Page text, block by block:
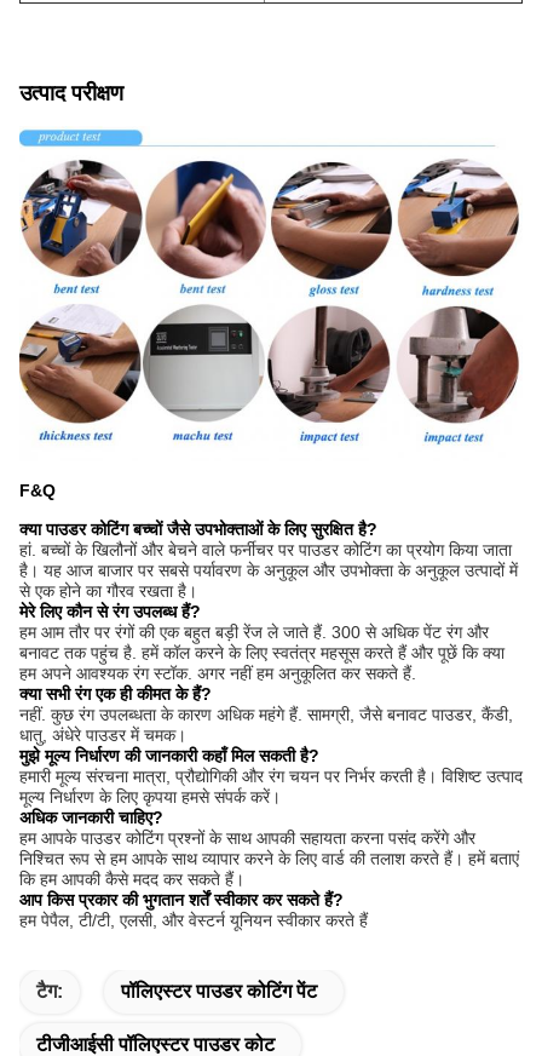
उत्पाद परीक्षण
F&Q
क्या पाउडर कोटिंग बच्चों जैसे उपभोक्ताओं के लिए सुरक्षित है?
हां. बच्चों के खिलौनों और बेचने वाले फर्नीचर पर पाउडर कोटिंग का प्रयोग किया जाता
है। यह आज बाजार पर सबसे पर्यावरण के अनुकूल और उपभोक्ता के अनुकूल उत्पादों में
से एक होने का गौरव रखता है।
मेरे लिए कौन से रंग उपलब्ध हैं?
हम आम तौर पर रंगों की एक बहुत बड़ी रेंज ले जाते हैं. 300 से अधिक पेंट रंग और
बनावट तक पहुंच है. हमें कॉल करने के लिए स्वतंत्र महसूस करते हैं और पूछें कि क्या
हम अपने आवश्यक रंग स्टॉक. अगर नहीं हम अनुकूलित कर सकते हैं.
क्या सभी रंग एक ही कीमत के हैं?
नहीं. कुछ रंग उपलब्धता के कारण अधिक महंगे हैं. सामग्री, जैसे बनावट पाउडर, कैंडी,
धातु, अंधेरे पाउडर में चमक।
मुझे मूल्य निर्धारण की जानकारी कहाँ मिल सकती है?
हमारी मूल्य संरचना मात्रा, प्रौद्योगिकी और रंग चयन पर निर्भर करती है। विशिष्ट उत्पाद
मूल्य निर्धारण के लिए कृपया हमसे संपर्क करें।
अधिक जानकारी चाहिए?
हम आपके पाउडर कोटिंग प्रश्नों के साथ आपकी सहायता करना पसंद करेंगे और
निश्चित रूप से हम आपके साथ व्यापार करने के लिए वार्ड की तलाश करते हैं। हमें बताएं
कि हम आपकी कैसे मदद कर सकते हैं।
आप किस प्रकार की भुगतान शर्तें स्वीकार कर सकते हैं?
हम पेपैल, टी/टी, एलसी, और वेस्टर्न यूनियन स्वीकार करते हैं
टैग: पॉलिएस्टर पाउडर कोटिंग पेंट
टीजीआईसी पॉलिएस्टर पाउडर कोट